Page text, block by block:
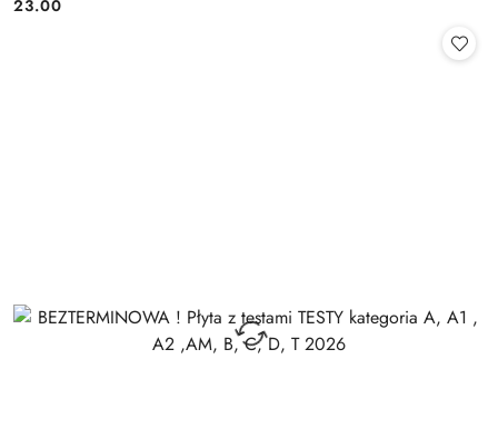
Cena:
23.00